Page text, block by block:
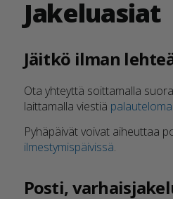
Jakeluasiat
Jäitkö ilman
Ota yhteyttä soittamalla
laittamalla viestiä
Pyhäpäivät voivat aiheuttaa
ilmestymispäivissä.
Posti,